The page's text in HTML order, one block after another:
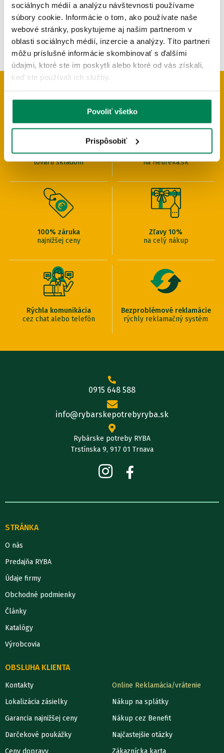
sociálnych médií a analýzu návštevnosti používame
súbory cookie. Informácie o tom, ako používate naše
webové stránky, poskytujeme aj našim partnerom v
oblasti sociálnych médií, inzercie a analýzy. Títo partneri
môžu príslušné informácie skombinovať s ďalšími
údajmi, ktoré ste im poskytli alebo ktoré od vás získali,
keď ste používali ich služby.
Povoliť všetko
Prispôsobiť
Expresné doručenie
tovaru skladom
98% kladných recenzií
na Heureka.sk
100% záruka
najnižšej ceny
Zľavy 10%
na celý nákup
Rýchla komunikácia
cez chat alebo telefón
Bezproblémové reklamácie
rýchly reklamačný systém
0915 648 588
info@rybarskepotrebyryba.sk
Rybárske potreby RYBA
Trstínska 9, 917 01 Trnava
STRÁNKA
O nás
Predajňa RYBA
Údaje firmy
Obchodné podmienky
Články
Katalógy
Výrobcovia
OBSLUHA KLIENTA
Kontakty
Lokalizácia zásielky
Garancia najnižšej ceny
Darčekové poukážky
Ceny dopravy
Online Reklamácia/vrátenie
Nákup na splátky
Nákup cez Benefit
Najčastejšie otázky
Zákaznícka karta